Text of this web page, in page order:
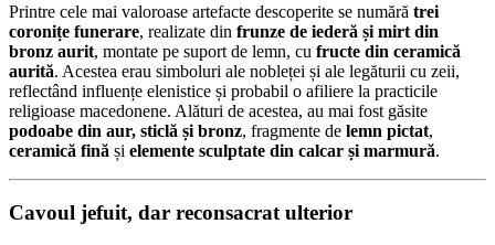
Printre cele mai valoroase artefacte descoperite se numără trei
coronițe funerare, realizate din frunze de iederă și mirt din
bronz aurit, montate pe suport de lemn, cu fructe din ceramică
aurită. Acestea erau simboluri ale nobleței și ale legăturii cu zeii,
reflectând influențe elenistice și probabil o afiliere la practicile
religioase macedonene. Alături de acestea, au mai fost găsite
podoabe din aur, sticlă și bronz, fragmente de lemn pictat,
ceramică fină și elemente sculptate din calcar și marmură.
Cavoul jefuit, dar reconsacrat ulterior